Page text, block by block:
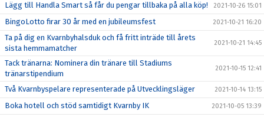
Lägg till Handla Smart så får du pengar tillbaka på alla köp! 2021-10-26 15:01
BingoLotto firar 30 år med en jubileumsfest 2021-10-21 16:20
Ta på dig en Kvarnbyhalsduk och få fritt inträde till årets
sista hemmamatcher
2021-10-21 14:45
Tack tränarna: Nominera din tränare till Stadiums
tränarstipendium
2021-10-15 12:41
Två Kvarnbyspelare representerade på Utvecklingsläger 2021-10-14 13:15
Boka hotell och stöd samtidigt Kvarnby IK 2021-10-05 13:39